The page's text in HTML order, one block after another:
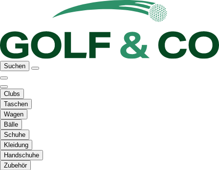
Suchen
Clubs
Taschen
Wagen
Bälle
Schuhe
Kleidung
Handschuhe
Zubehör